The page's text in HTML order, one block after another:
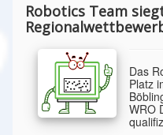
Robotics Team
Das
Platz
WRO